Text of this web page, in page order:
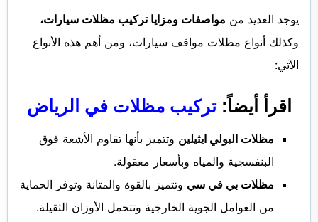
يوجد العديد من مواصفات ومزايا تركيب مظلات سيارات،
وكذلك أنواع مظلات مواقف سيارات، ومن أهم هذه الأنواع
الآتي:
اقرأ أيضاً:تركيب مظلات في الرياض
مظلات البولي ايثيلين وتتميز بأنها تقاوم الأشعة فوق
البنفسجية والمياه وبأسعار معقولة.
مظلات بي في سي وتتميز بالقوة والمتانة وتوفر الحماية
من العوامل الجوية الخارجية وتتحمل الأوزان الثقيلة.